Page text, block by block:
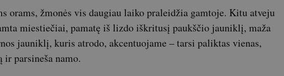
orams, žmonės vis daugiau laiko praleidžia gamtoje. Kitu atveju
miestiečiai, pamatę iš lizdo iškritusį paukščio jauniklį, maža
jauniklį, kuris atrodo, akcentuojame – tarsi paliktas vienas,
ir parsineša namo.